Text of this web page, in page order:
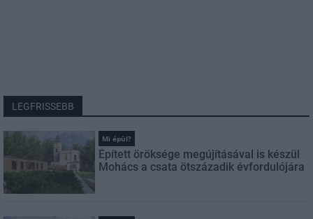
LEGFRISSEBB
Mi épül?
Épített öröksége megújításával is készül
Mohács a csata ötszázadik évfordulójára